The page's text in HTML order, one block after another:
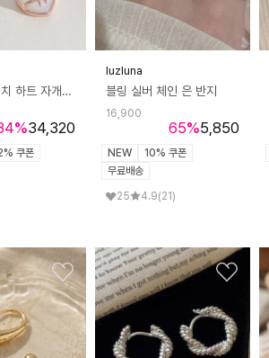
실버925 피치 하트 자개 리본 벨트 목걸이 STJ-NA1572MP
%34,320
쿠폰
luzluna
블링 실버 체인 은 반지
65%
16,900
5,850
NEW
10% 쿠폰
무료배송
25
4.9(21)